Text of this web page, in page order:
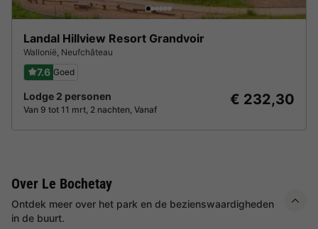
Landal Hillview Resort Grandvoir
Wallonië Neufchâteau
7.6 Goed
Lodge 2 personen
Van 9 tot 11 mrt, 2 nachten, Vanaf
€ 232,30
Over Le Bochetay
Ontdek meer over het park en de bezienswaardigheden
in de buurt.